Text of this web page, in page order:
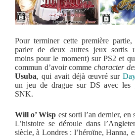
Pour terminer cette première
parler de deux autres jeux sortis
moins pour le moment) sur PS2 et
commun d’avoir comme character
Usuba, qui avait déjà œuvré sur
un jeu de drague sur DS avec les
SNK.
Will o’ Wisp est sorti l’an dernier, en
L’histoire se déroule dans
siècle, à Londres : l’héroïne, Hanna,